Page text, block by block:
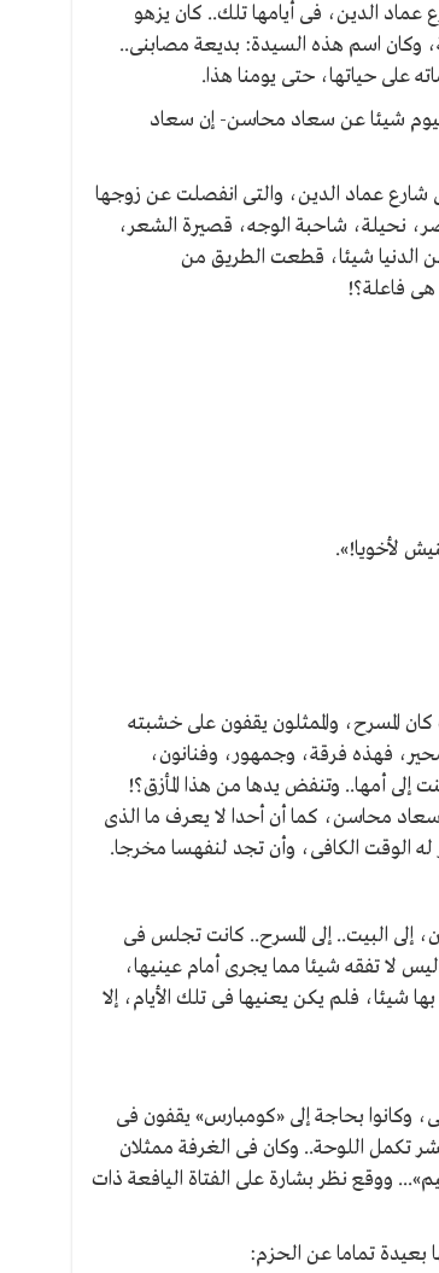
الدين، فى أيامها تلك.. كان يزهو
وكان اسم هذه السيدة: بديعة مصابنى..
على حياتها، حتى يومنا هذا.
شيئا عن سعاد محاسن- إن سعاد
عماد الدين، والتى انفصلت عن زوجها
نحيلة، شاحبة الوجه، قصيرة الشعر،
الدنيا شيئا، قطعت الطريق من
هى فاعلة؟!
لأخويا!».
المسرح، والممثلون يقفون على خشبته
فهذه فرقة، وجمهور، وفنانون،
إلى أمها.. وتنفض يدها من هذا المأزق؟!
محاسن، كما أن أحدا لا يعرف ما الذى
له الوقت الكافى، وأن تجد لنفهسا مخرجا.
البيت.. إلى المسرح.. كانت تجلس فى
لا تفقه شيئا مما يجرى أمام عينيها،
فلم يكن يعنيها فى تلك الأيام، إلا
وكانوا بحاجة إلى «كومبارس» يقفون فى
تكمل اللوحة.. وكان فى الغرفة ممثلان
ووقع نظر بشارة على الفتاة اليافعة ذات
تماما عن الحزم: